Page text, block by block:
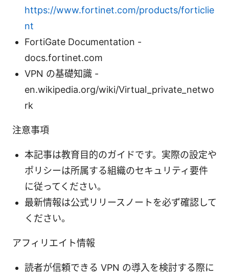
https://www.fortinet.com/products/forticlie
nt
FortiGate Documentation -
docs.fortinet.com
VPN の基礎知識 -
en.wikipedia.org/wiki/Virtual_private_netwo
rk
注意事項
本記事は教育目的のガイドです。実際の設定や
ポリシーは所属する組織のセキュリティ要件
に従ってください。
最新情報は公式リリースノートを必ず確認して
ください。
アフィリエイト情報
読者が信頼できる VPN の導入を検討する際に